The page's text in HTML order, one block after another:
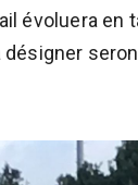
évoluera